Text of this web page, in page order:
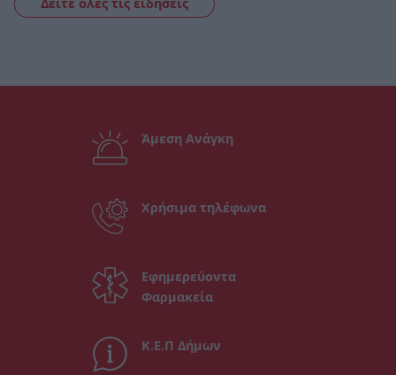
Άμεση Ανάγκη
Χρήσιμα τηλέφωνα
Εφημερεύοντα
Φαρμακεία
Κ.Ε.Π Δήμων